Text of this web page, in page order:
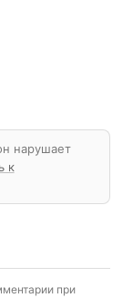
нарушает
к
при